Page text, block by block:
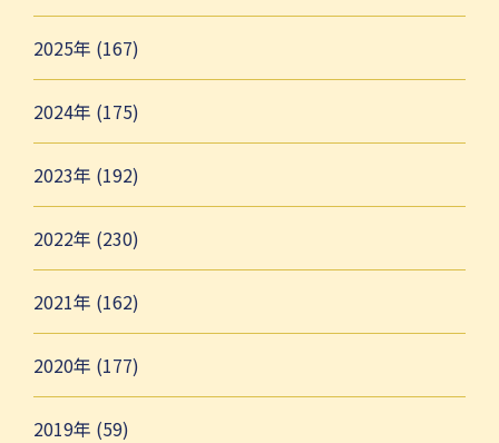
2025年 (167)
2024年 (175)
2023年 (192)
2022年 (230)
2021年 (162)
2020年 (177)
2019年 (59)